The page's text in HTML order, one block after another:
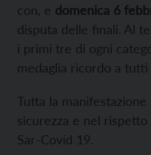
con, e domenica 6
disputa delle finali. Al
i primi tre di ogni
medaglia ricordo a
Tutta la
sicurezza e nel
Sar-Covid 19.